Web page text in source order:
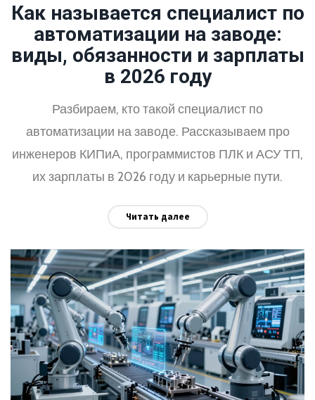
Как называется специалист по
автоматизации на заводе:
виды, обязанности и зарплаты
в 2026 году
Разбираем, кто такой специалист по
автоматизации на заводе. Рассказываем про
инженеров КИПиА, программистов ПЛК и АСУ ТП,
их зарплаты в 2026 году и карьерные пути.
Читать далее